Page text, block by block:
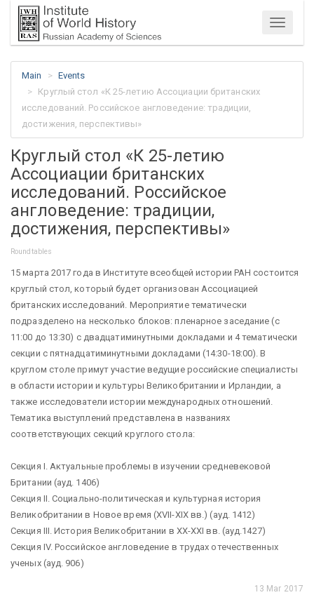
Menu
Main
Events
Круглый стол «К 25-летию Ассоциации британских
исследований. Российское англоведение: традиции,
достижения, перспективы»
Круглый стол «К 25-летию
Ассоциации британских
исследований. Российское
англоведение: традиции,
достижения, перспективы»
Roundtables
15 марта 2017 года в Институте всеобщей истории РАН состоится
круглый стол, который будет организован Ассоциацией
британских исследований. Мероприятие тематически
подразделено на несколько блоков: пленарное заседание (с
11:00 до 13:30) с двадцатиминутными докладами и 4 тематически
секции с пятнадцатиминутными докладами (14:30-18:00). В
круглом столе примут участие ведущие российские специалисты
в области истории и культуры Великобритании и Ирландии, а
также исследователи истории международных отношений.
Тематика выступлений представлена в названиях
соответствующих секций круглого стола:
Секция I. Актуальные проблемы в изучении средневековой
Британии (ауд. 1406)
Секция II. Социально-политическая и культурная история
Великобритании в Новое время (XVII-XIX вв.) (ауд. 1412)
Секция III. История Великобритании в XX-XXI вв. (ауд.1427)
Секция IV. Российское англоведение в трудах отечественных
ученых (ауд. 906)
13 Mar 2017